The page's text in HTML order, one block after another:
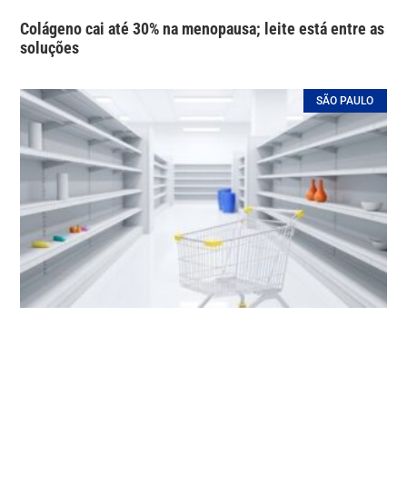
Colágeno cai até 30% na menopausa; leite está entre as
soluções
SÃO PAULO